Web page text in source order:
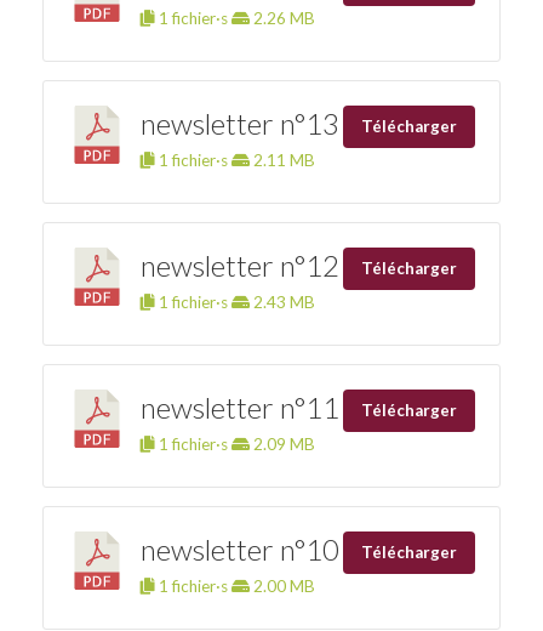
1 fichier·s 2.26 MB
newsletter n°13
1 fichier·s 2.11 MB
Télécharger
newsletter n°12
1 fichier·s 2.43 MB
Télécharger
newsletter n°11
1 fichier·s 2.09 MB
Télécharger
newsletter n°10
1 fichier·s 2.00 MB
Télécharger